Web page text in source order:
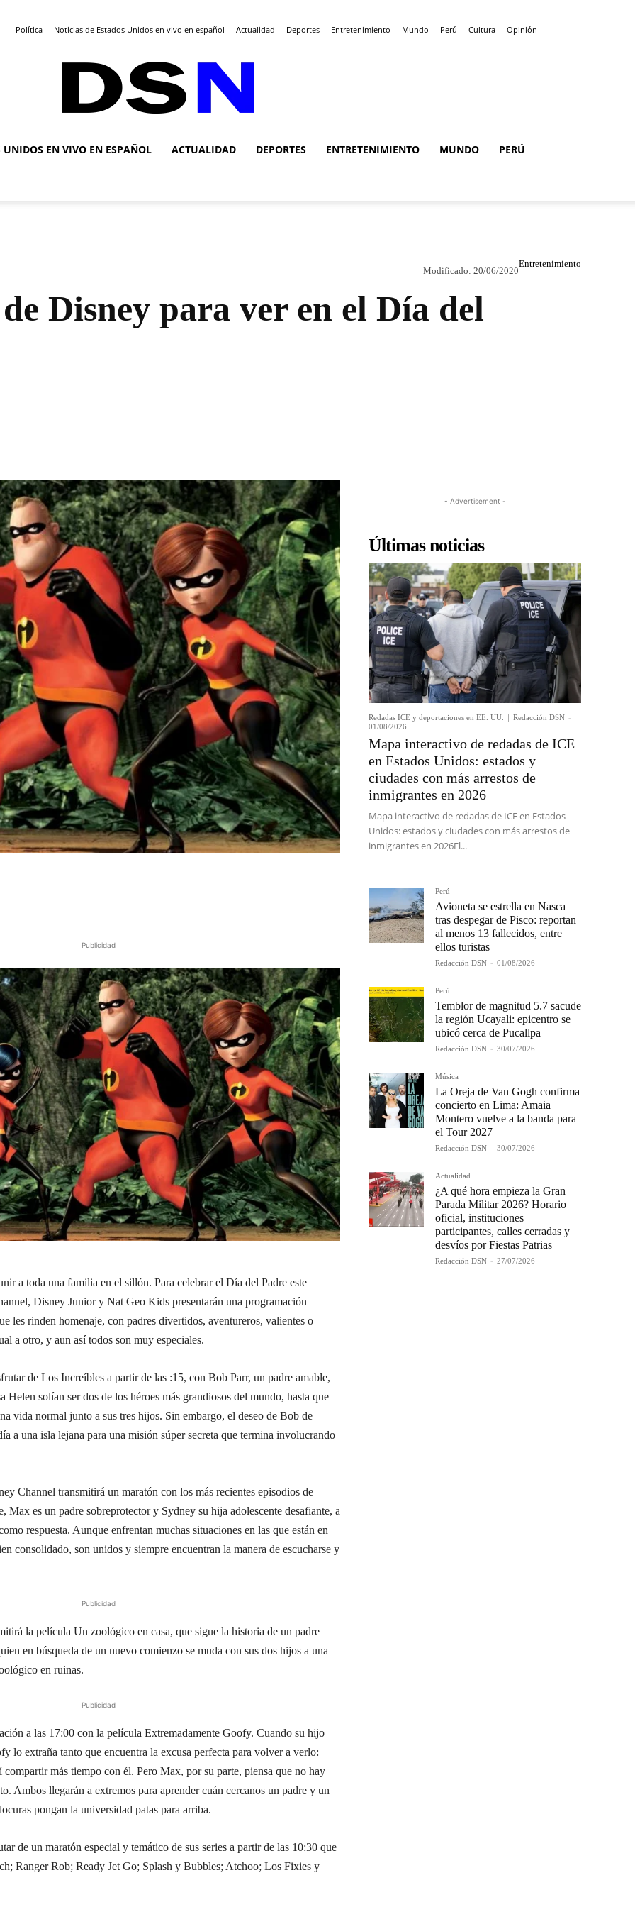
Política Noticias de Estados Unidos en vivo en español Actualidad Deportes Entretenimiento Mundo Perú Cultura Opinión
UNIDOS EN VIVO EN ESPAÑOL ACTUALIDAD DEPORTES ENTRETENIMIENTO MUNDO PERÚ
Entretenimiento
Modificado: 20/06/2020
Disney para ver en el Día del
Publicidad
a toda una familia en el sillón. Para celebrar el Día del Padre este
Disney Junior y Nat Geo Kids presentarán una programación
les rinden homenaje, con padres divertidos, aventureros, valientes o
a otro, y aun así todos son muy especiales.
de Los Increíbles a partir de las :15, con Bob Parr, un padre amable,
Helen solían ser dos de los héroes más grandiosos del mundo, hasta que
vida normal junto a sus tres hijos. Sin embargo, el deseo de Bob de
a una isla lejana para una misión súper secreta que termina involucrando
Channel transmitirá un maratón con los más recientes episodios de
Max es un padre sobreprotector y Sydney su hija adolescente desafiante, a
respuesta. Aunque enfrentan muchas situaciones en las que están en
consolidado, son unidos y siempre encuentran la manera de escucharse y
Publicidad
la película Un zoológico en casa, que sigue la historia de un padre
en búsqueda de un nuevo comienzo se muda con sus dos hijos a una
en ruinas.
Publicidad
a las 17:00 con la película Extremadamente Goofy. Cuando su hijo
lo extraña tanto que encuentra la excusa perfecta para volver a verlo:
compartir más tiempo con él. Pero Max, por su parte, piensa que no hay
Ambos llegarán a extremos para aprender cuán cercanos un padre y un
pongan la universidad patas para arriba.
de un maratón especial y temático de sus series a partir de las 10:30 que
Ranger Rob; Ready Jet Go; Splash y Bubbles; Atchoo; Los Fixies y
- Advertisement -
Últimas noticias
Redadas ICE y deportaciones en EE. UU. Redacción DSN -
01/08/2026
Mapa interactivo de redadas de ICE
en Estados Unidos: estados y
ciudades con más arrestos de
inmigrantes en 2026
Mapa interactivo de redadas de ICE en Estados
Unidos: estados y ciudades con más arrestos de
inmigrantes en 2026El...
Perú
Avioneta se estrella en Nasca
tras despegar de Pisco: reportan
al menos 13 fallecidos, entre
ellos turistas
Redacción DSN - 01/08/2026
Perú
Temblor de magnitud 5.7 sacude
la región Ucayali: epicentro se
ubicó cerca de Pucallpa
Redacción DSN - 30/07/2026
Música
La Oreja de Van Gogh confirma
concierto en Lima: Amaia
Montero vuelve a la banda para
el Tour 2027
Redacción DSN - 30/07/2026
Actualidad
¿A qué hora empieza la Gran
Parada Militar 2026? Horario
oficial, instituciones
participantes, calles cerradas y
desvíos por Fiestas Patrias
Redacción DSN - 27/07/2026